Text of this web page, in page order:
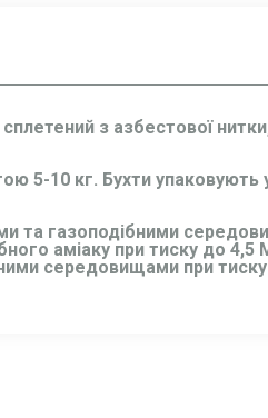
з азбестової
5-10 кг. Бухти упаковують
та газоподібними
аміаку при тиску до 4,5
середовищами при